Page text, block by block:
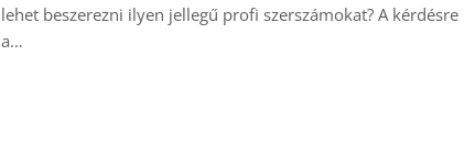
lehet beszerezni ilyen jellegű profi szerszámokat? A kérdésre
a…